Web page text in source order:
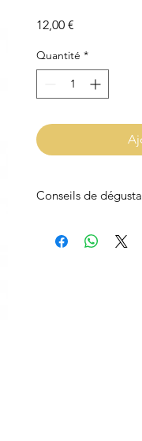
12,00 €
Quantité *
Conseils de
Température: 90°C